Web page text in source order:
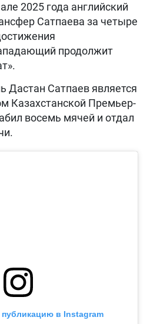
2025 года английский
Сатпаева за четыре
продолжит
Дастан Сатпаев является
Казахстанской Премьер-
восемь мячей и отдал
публикацию в Instagram